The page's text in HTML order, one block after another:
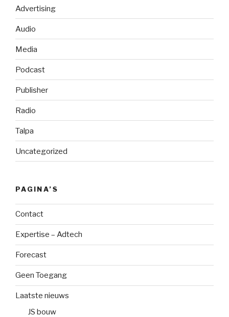
Advertising
Audio
Media
Podcast
Publisher
Radio
Talpa
Uncategorized
PAGINA’S
Contact
Expertise – Adtech
Forecast
Geen Toegang
Laatste nieuws
JS bouw